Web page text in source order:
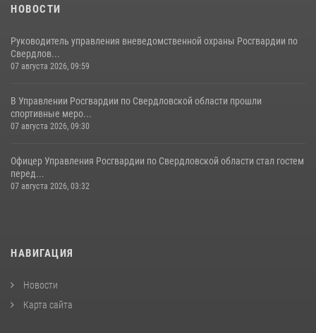
НОВОСТИ
Руководитель управления вневедомственной охраны Росгвардии по
Свердлов...
07 августа 2026, 09:59
В Управлении Росгвардии по Свердловской области прошли
спортивные меро...
07 августа 2026, 09:30
Офицер Управления Росгвардии по Свердловской области стал гостем
перед...
07 августа 2026, 03:32
НАВИГАЦИЯ
Новости
Карта сайта